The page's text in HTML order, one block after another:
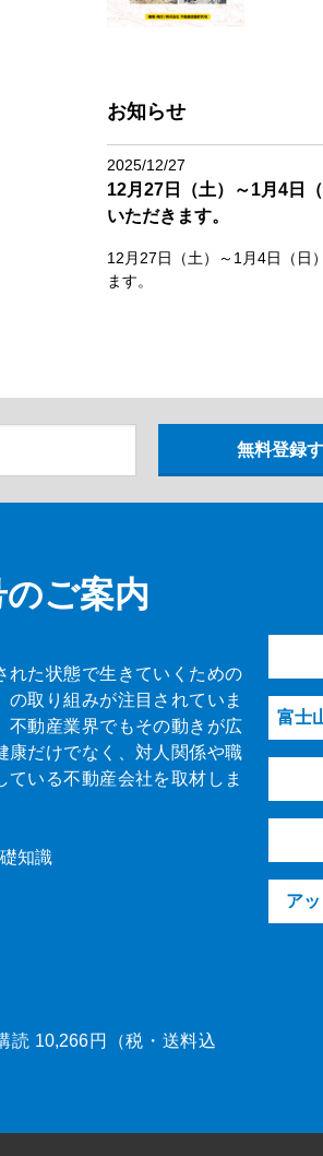
お知らせ
2025/12/27
12月27日（土）～1月4日
いただきます。
12月27日（土）～1月4日（日
ます。
ご案内
れた状態で生きていくための
取り組みが注目されていま
動産業界でもその動きが広
康だけでなく、対人関係や職
いる不動産会社を取材しま
知識
10,266円（税・送料込
富士
ア